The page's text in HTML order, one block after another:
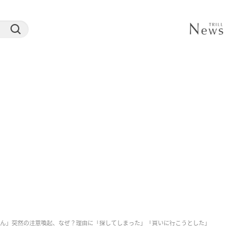
」突然の注意喚起、なぜ？理由に「探してしまった」「買いに行こうとした」